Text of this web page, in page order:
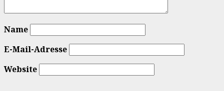
Name
E-Mail-Adresse
Website